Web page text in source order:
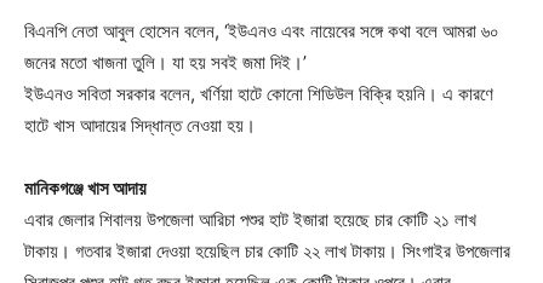
বিএনপি নেতা আবুল হোসেন বলেন, ‘ইউএনও এবং নায়েবের সঙ্গে কথা বলে আমরা ৬০
জনের মতো খাজনা তুলি। যা হয় সবই জমা দিই।’
ইউএনও সবিতা সরকার বলেন, খর্ণিয়া হাটে কোনো শিডিউল বিক্রি হয়নি। এ কারণে
হাটে খাস আদায়ের সিদ্ধান্ত নেওয়া হয়।
মানিকগঞ্জে খাস আদায়
এবার জেলার শিবালয় উপজেলা আরিচা পশুর হাট ইজারা হয়েছে চার কোটি ২১ লাখ
টাকায়। গতবার ইজারা দেওয়া হয়েছিল চার কোটি ২২ লাখ টাকায়। সিংগাইর উপজেলার